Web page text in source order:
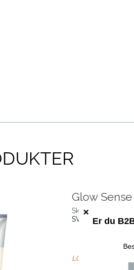
Glow
Skinvisibles
SV49328
LOG IN FOR B2B